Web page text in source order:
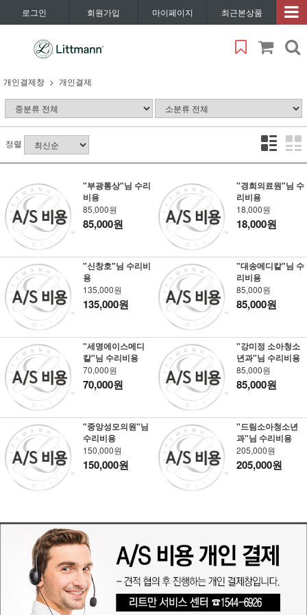
로그인 회원가입 마이페이지 최근본상품
개인결제창 개인결제
정렬
"부광통상"님 수리
비용
85,000원
85,000원
"경희의료원"님 수
리비용
18,000원
18,000원
"신창호"님 수리비
용
135,000원
135,000원
"대송메디칼"님 수
리비용
85,000원
85,000원
"세명에이스메디
칼"님 수리비용
70,000원
70,000원
"강미정 소아청소
년과"님 수리비용
85,000원
85,000원
"중앙성모의원"님
수리비용
150,000원
150,000원
"드림소아청소년
과"님 수리비용
205,000원
205,000원